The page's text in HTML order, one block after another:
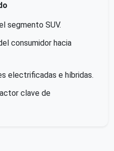
segmento SUV.
consumidor hacia
electrificadas e híbridas.
clave de